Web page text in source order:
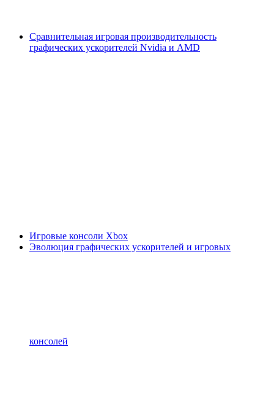
Сравнительная игровая производительность
графических ускорителей Nvidia и AMD
Игровые консоли Xbox
Эволюция графических ускорителей и игровых
консолей